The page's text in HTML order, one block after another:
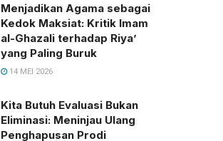
Menjadikan Agama sebagai
Kedok Maksiat: Kritik Imam
al-Ghazali terhadap Riya’
yang Paling Buruk
14 MEI 2026
Kita Butuh Evaluasi Bukan
Eliminasi: Meninjau Ulang
Penghapusan Prodi